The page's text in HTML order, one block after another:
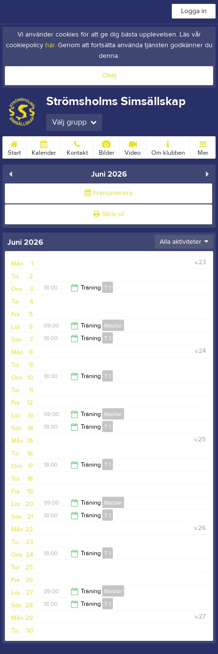
Logga in
Vi använder cookies för att ge dig bästa upplevelsen. Läs vår
cookiepolicy här. Genom att fortsätta använda tjänsten godkänner du
denna.
Okej
Strömsholms Simsällskap
Välj grupp
Start Kalender Kontakt Bilder Video Om klubben Mer
Juni 2026
Prenumerera
Skriv ut
Juni 2026 Alla aktiviteter
1
Mån
v.23
2
Tis
3
Ons 18:00 Träning T 1
4
Tor
5
Fre
6
Lör 09:00 Träning Master
7
Sön 18:00 Träning T 1
8
Mån
v.24
9
Tis
10
Ons 18:00 Träning T 1
11
Tor
12
Fre
13
Lör 09:00 Träning Master
14
Sön 18:00 Träning T 1
15
Mån
v.25
16
Tis
17
Ons 18:00 Träning T 1
18
Tor
19
Fre
20
Lör 09:00 Träning Master
21
Sön 18:00 Träning T 1
22
Mån
v.26
23
Tis
24
Ons 18:00 Träning T 1
25
Tor
26
Fre
27
Lör 09:00 Träning Master
28
Sön 18:00 Träning T 1
29
Mån
v.27
30
Tis